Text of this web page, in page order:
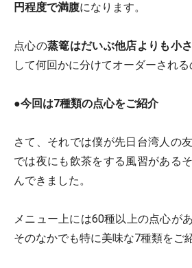
円程度で満腹になります。
点心の蒸篭はだいぶ他店よりも小
して何回かに分けてオーダーされる
●今回は7種類の点心をご紹介
さて、それでは僕が先日台湾人の
では夜にも飲茶をする風習がある
んできました。
メニュー上には60種以上の点心が
そのなかでも特に美味な7種類をご